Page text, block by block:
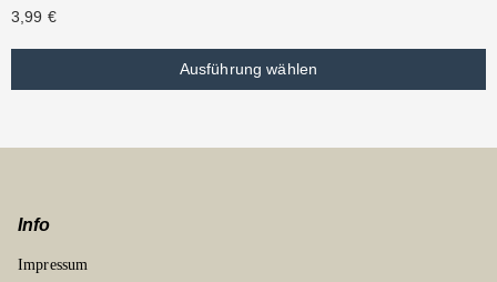
3,99 €
Ausführung wählen
Info
Impressum